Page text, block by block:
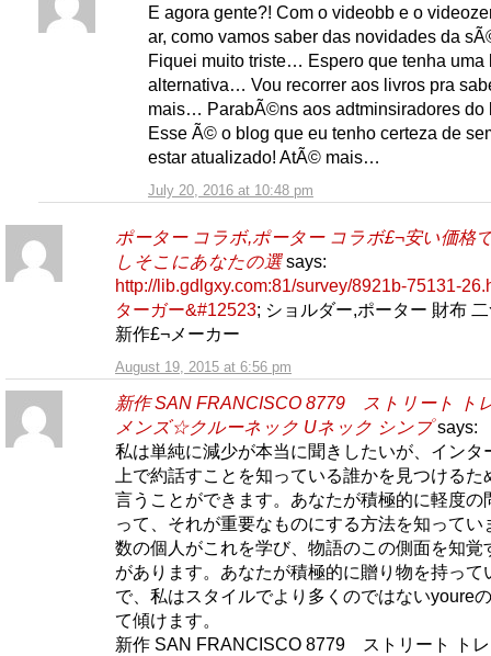
July 20, 2016 at 10:48 pm
E agora gente?! Com o videobb e o
ar, como vamos saber das novidades da
Fiquei muito triste… Espero que tenha uma
alternativa… Vou recorrer aos livros pra
mais… ParabÃ©ns aos adtminsiradores do
Esse Ã© o blog que eu tenho certeza de
estar atualizado! AtÃ© mais…
ポーター コラボ,ポーター コラボ£¬安い価格
しそこにあなたの選 says:
August 19, 2015 at 6:56 pm
http://lib.gdlgxy.com:81/survey/8921b-75131-
ターガー&#12523; ショルダー,ポーター 財布
新作£¬メーカー
新作 SAN FRANCISCO 8779 ストリート ト
メンズ☆クルーネック Uネック シンプ says:
私は単純に減少が本当に聞きしたいが、インタ
上で約話すことを知っている誰かを見つけるた
言うことができます。あなたが積極的に軽度の
って、それが重要なものにする方法を知ってい
数の個人がこれを学び、物語のこの側面を知覚
があります。あなたが積極的に贈り物を持って
で、私はスタイルでより多くのではないyoure
て傾けます。
新作 SAN FRANCISCO 8779 ストリート ト